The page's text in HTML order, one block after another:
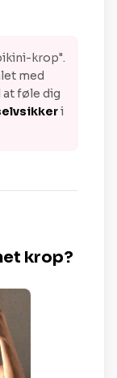
krop".
med
føle dig
i
krop?